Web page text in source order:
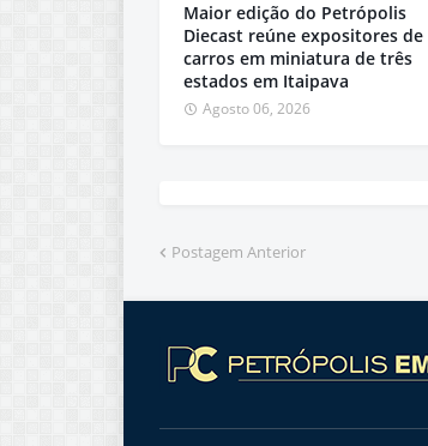
Maior edição do Petrópolis
Diecast reúne expositores de
carros em miniatura de três
estados em Itaipava
Agosto 06, 2026
Postagem Anterior